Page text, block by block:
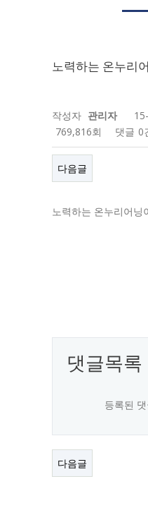
노력하는 온누리
작성자 관리자
769,816회
댓글 0
다음글
노력하는 온누리어닝
댓글목록
등록된
다음글